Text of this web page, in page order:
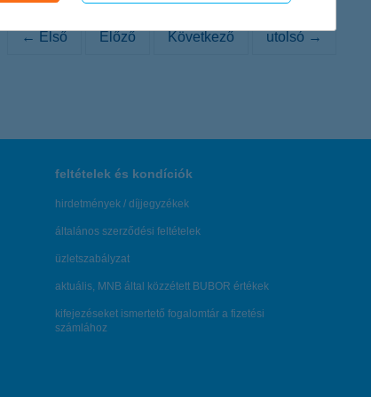
← Első Előző Következő utolsó →
feltételek és kondíciók
hirdetmények / díjjegyzékek
általános szerződési feltételek
üzletszabályzat
aktuális, MNB által közzétett BUBOR értékek
kifejezéseket ismertető fogalomtár a fizetési
számlához